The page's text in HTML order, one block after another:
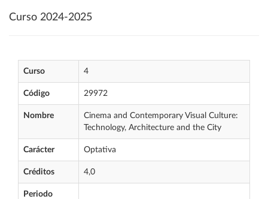
Curso 2024-2025
Curso 4
Código 29972
Nombre
Cinema and Contemporary Visual Culture:
Technology, Architecture and the City
Carácter Optativa
Créditos 4,0
Periodo